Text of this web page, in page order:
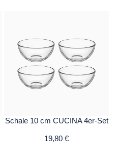
Schale 10 cm CUCINA 4er-Set
19,80 €